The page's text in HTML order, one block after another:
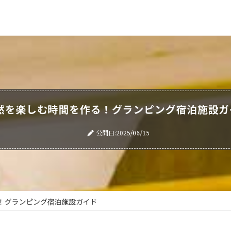
を楽しむ時間を作る！グランピング宿泊施設
公開日:2025/06/15
グランピング宿泊施設ガイド